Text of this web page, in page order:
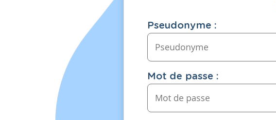
Pseudonyme :
Mot de passe :